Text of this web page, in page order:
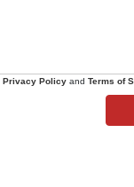
Privacy Policy and Terms of